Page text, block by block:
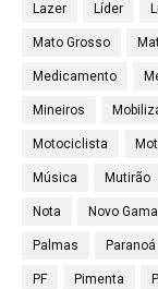
Lazer Líder
Mato Grosso
Medicamento
Mineiros
Motociclista
Música Mutirão
Nota Novo Gama
Palmas Paranoá
PF Pimenta